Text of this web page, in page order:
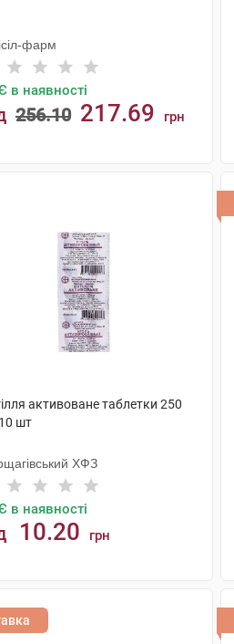
фарм
в наявності
256.10 217.69 грн
активоване таблетки 250
шт
ХФЗ
в наявності
10.20 грн